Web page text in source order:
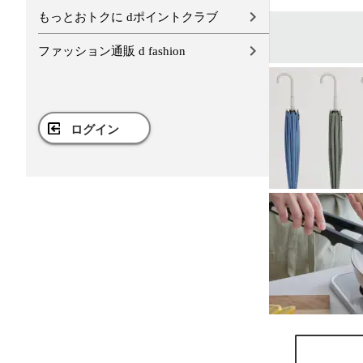
もっとおトクに dポイントクラブ
ファッション通販 d fashion
ログイン